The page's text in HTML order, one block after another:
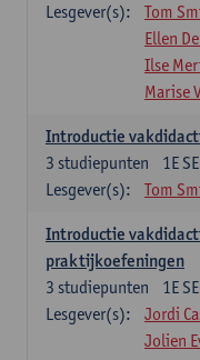
Lesgever(s):
Tom
Ellen
Ilse
Marise
Introductie
1E
3 studiepunten
Lesgever(s):
Tom
Introductie
praktijkoefeningen
1E
3 studiepunten
Lesgever(s):
Jordi
Jolien